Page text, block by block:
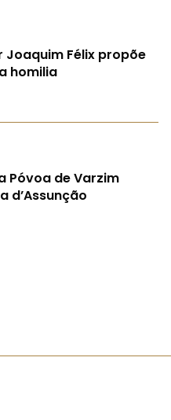
Félix propõe
homilia
Póvoa de Varzim
d’Assunção